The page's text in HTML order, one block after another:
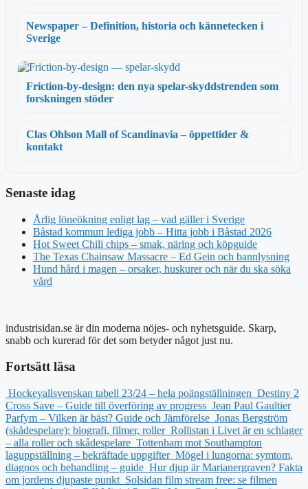
Newspaper – Definition, historia och kännetecken i
Sverige
Friction-by-design: den nya spelar-skyddstrenden som
forskningen stöder
Clas Ohlson Mall of Scandinavia – öppettider &
kontakt
Senaste idag
Årlig löneökning enligt lag – vad gäller i Sverige
Båstad kommun lediga jobb – Hitta jobb i Båstad 2026
Hot Sweet Chili chips – smak, näring och köpguide
The Texas Chainsaw Massacre – Ed Gein och bannlysning
Hund hård i magen – orsaker, huskurer och när du ska söka
vård
industrisidan.se är din moderna nöjes- och nyhetsguide. Skarp,
snabb och kurerad för det som betyder något just nu.
Fortsätt läsa
Hockeyallsvenskan tabell 23/24 – hela poängställningen Destiny 2
Cross Save – Guide till överföring av progress Jean Paul Gaultier
Parfym – Vilken är bäst? Guide och Jämförelse Jonas Bergström
(skådespelare): biografi, filmer, roller Rollistan i Livet är en schlager
– alla roller och skådespelare Tottenham mot Southampton
laguppställning – bekräftade uppgifter Mögel i lungorna: symtom,
diagnos och behandling – guide Hur djup är Marianergraven? Fakta
om jordens djupaste punkt Solsidan film stream free: se filmen